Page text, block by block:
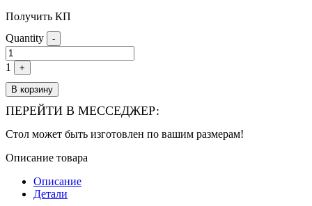
Получить КП
Quantity
-
1 +
В корзину
ПЕРЕЙТИ В МЕССЕДЖЕР:
Стол может быть изготовлен по вашим размерам!
Описание товара
Описание
Детали